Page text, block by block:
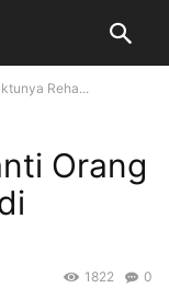
Reha...
Orang
0
1822